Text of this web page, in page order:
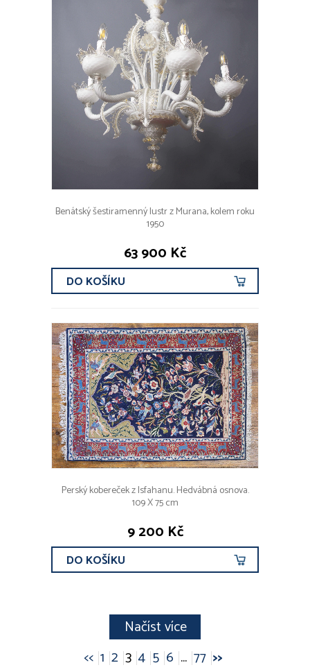
Benátský šestiramenný lustr z Murana, kolem roku
1950
63 900 Kč
DO KOŠÍKU
Perský kobereček z Isfahanu. Hedvábná osnova.
109 X 75 cm
9 200 Kč
DO KOŠÍKU
Načíst více
<< 1 2 3 4 5 6 ... 77 >>